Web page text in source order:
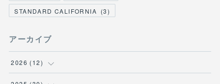
STANDARD CALIFORNIA (3)
アーカイブ
2026 (12)